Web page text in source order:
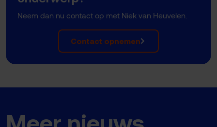
Neem dan nu contact op met Niek van Heuvelen.
Contact opnemen